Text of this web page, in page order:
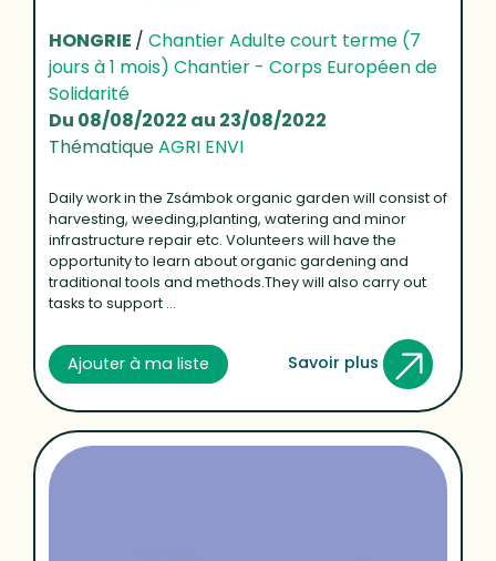
HONGRIE / Chantier Adulte court terme (7
jours à 1 mois) Chantier - Corps Européen de
Solidarité
Du 08/08/2022 au 23/08/2022
ThématiqueAGRI ENVI
Daily work in the Zsámbok organic garden will consist of
harvesting, weeding,planting, watering and minor
infrastructure repair etc. Volunteers will have the
opportunity to learn about organic gardening and
traditional tools and methods.They will also carry out
tasks to support ...
Ajouter à ma liste Savoir plus